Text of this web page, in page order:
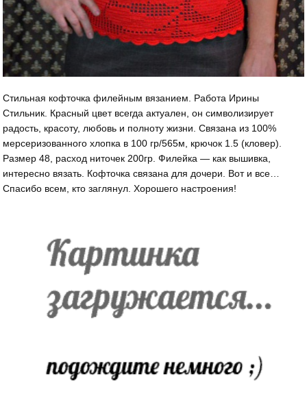
Стильная кофточка филейным вязанием. Работа Ирины
Стильник. Красный цвет всегда актуален, он символизирует
радость, красоту, любовь и полноту жизни. Связана из 100%
мерсеризованного хлопка в 100 гр/565м, крючок 1.5 (кловер).
Размер 48, расход ниточек 200гр. Филейка — как вышивка,
интересно вязать. Кофточка связана для дочери. Вот и все…
Спасибо всем, кто заглянул. Хорошего настроения!